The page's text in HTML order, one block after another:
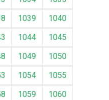
1039
1040
1044
1045
1049
1050
1054
1055
1059
1060